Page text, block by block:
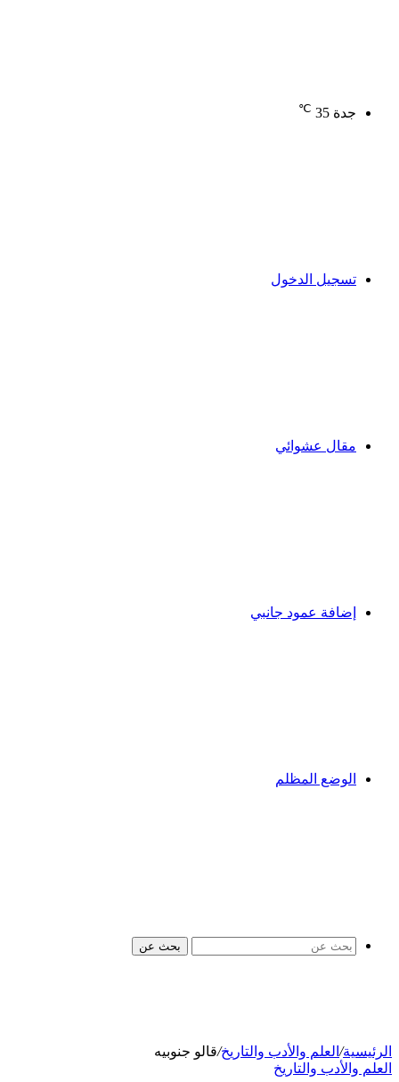
جدة 35
℃
تسجيل الدخول
مقال عشوائي
إضافة عمود جانبي
الوضع المظلم
بحث عن
الرئيسية/ العلم والأدب والتاريخ/قالو جنوبيه
العلم والأدب والتاريخ